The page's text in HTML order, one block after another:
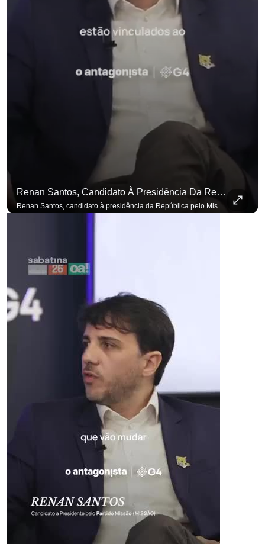
Renan Santos, Candidato À Presidência Da República Pelo Missão, Defende Aplicar Reformas Fiscais
Renan Santos, candidato à presidência da República pelo Missão, defende aplicar reformas fiscais impopulares para conter aumento incontrolado dos gastos e dívida pública, garantindo que essas medidas afetarão positivamente o ambiente econômico no Brasil. Se você busca informação com credibilidade, inscreva-se agora e ative o